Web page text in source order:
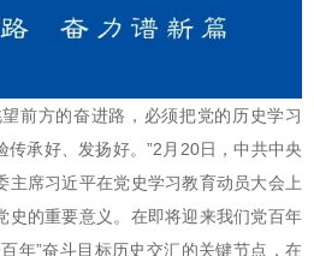
的奋进路，必须把党的历史学习
承好、发扬好。”2月20日，中共中央
主席习近平在党史学习教育动员大会上
史的重要意义。在即将迎来我们党百年
年”奋斗目标历史交汇的关键节点，在